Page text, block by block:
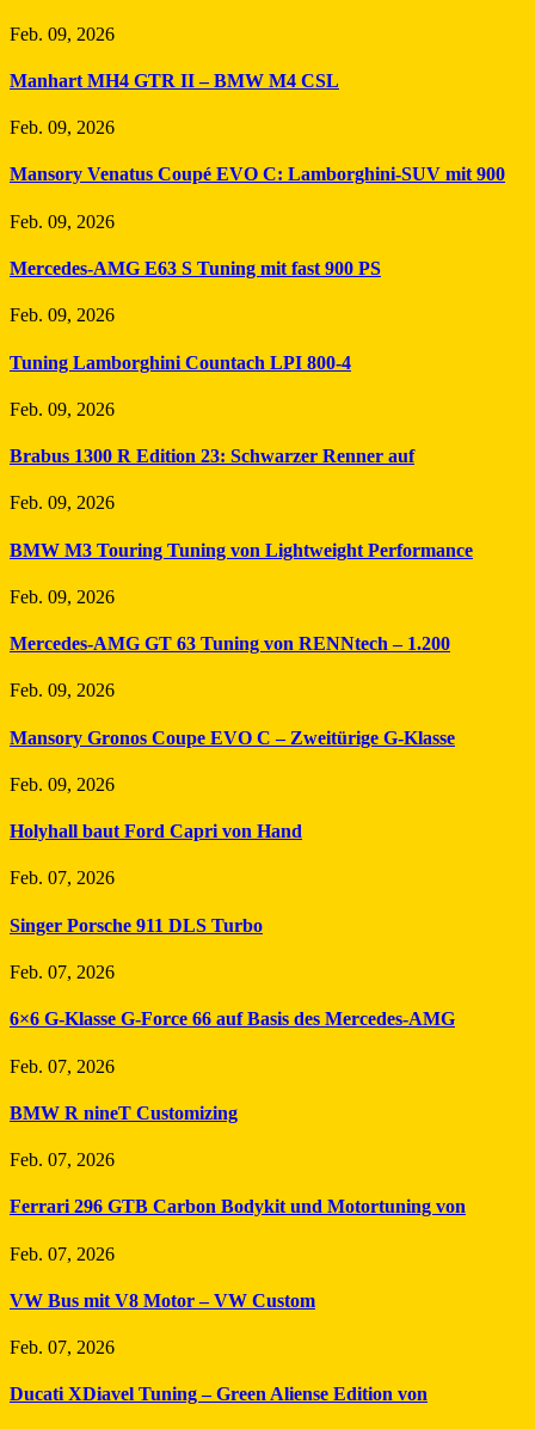
Feb. 09, 2026
Manhart MH4 GTR II – BMW M4 CSL
Feb. 09, 2026
Mansory Venatus Coupé EVO C: Lamborghini-SUV mit 900
Feb. 09, 2026
Mercedes-AMG E63 S Tuning mit fast 900 PS
Feb. 09, 2026
Tuning Lamborghini Countach LPI 800-4
Feb. 09, 2026
Brabus 1300 R Edition 23: Schwarzer Renner auf
Feb. 09, 2026
BMW M3 Touring Tuning von Lightweight Performance
Feb. 09, 2026
Mercedes-AMG GT 63 Tuning von RENNtech – 1.200
Feb. 09, 2026
Mansory Gronos Coupe EVO C – Zweitürige G-Klasse
Feb. 09, 2026
Holyhall baut Ford Capri von Hand
Feb. 07, 2026
Singer Porsche 911 DLS Turbo
Feb. 07, 2026
6×6 G-Klasse G-Force 66 auf Basis des Mercedes-AMG
Feb. 07, 2026
BMW R nineT Customizing
Feb. 07, 2026
Ferrari 296 GTB Carbon Bodykit und Motortuning von
Feb. 07, 2026
VW Bus mit V8 Motor – VW Custom
Feb. 07, 2026
Ducati XDiavel Tuning – Green Aliense Edition von